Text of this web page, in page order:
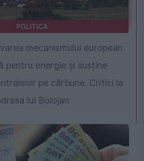
POLITICA
mecanismului european
pentru energie și susține
pe cărbune. Critici la
lui Bolojan